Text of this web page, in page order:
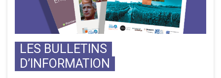
LES BULLETINS
D’INFORMATION